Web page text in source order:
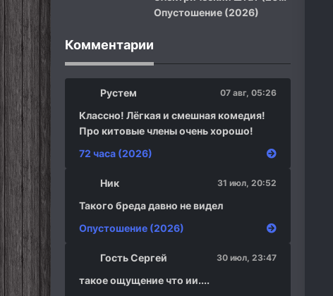
Опустошение (2026)
Комментарии
Рустем 07 авг, 05:26
Классно! Лёгкая и смешная комедия!
Про китовые члены очень хорошо!
72 часа (2026)
Ник 31 июл, 20:52
Такого бреда давно не видел
Опустошение (2026)
Гость Сергей 30 июл, 23:47
такое ощущение что ии....